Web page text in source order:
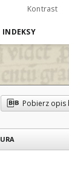
Kontrast
INDEKSY
Pobierz opis